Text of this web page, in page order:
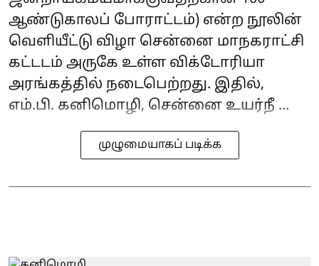
ஆண்டுகாலப் போராட்டம்) என்ற நூலின்
வெளியீட்டு விழா சென்னை மாநகராட்சி
கட்டடம் அருகே உள்ள விக்டோரியா
அரங்கத்தில் நடைபெற்றது. இதில்,
எம்.பி. கனிமொழி, சென்னை உயர்நீ ...
முழுமையாகப் படிக்க